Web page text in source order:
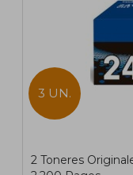
3 UN.
2 Toneres